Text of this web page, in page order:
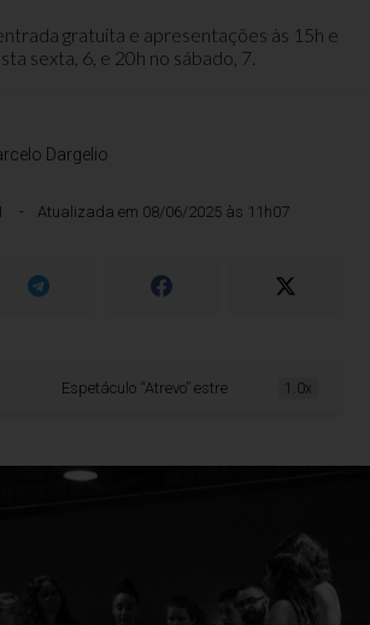
gratuita e apresentações às 15h e
sexta, 6, e 20h no sábado, 7.
Dargelio
Atualizada em 08/06/2025 às 11h07
Espetáculo “Atrevo” estreia nesta sexta e
1.0x